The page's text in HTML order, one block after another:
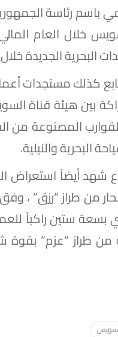
رئاسة
البحرية الجديدة
كذلك مستجدات
بين هيئة قناة
المصنوعة من
البحرية والنيلية.
شهد أيضاً استعراض
من طراز “رزق” ، وفق
ستين راكباً
من طراز “عزم”